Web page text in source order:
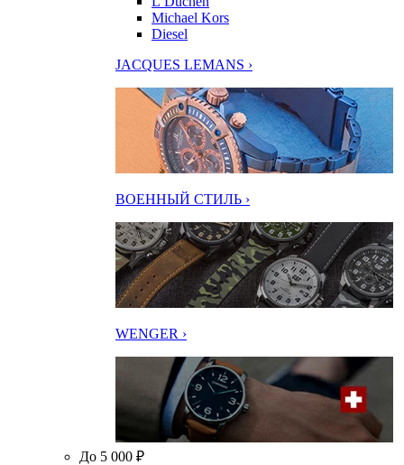
Michael Kors
Diesel
JACQUES LEMANS ›
ВОЕННЫЙ СТИЛЬ ›
WENGER ›
До 5 000 ₽